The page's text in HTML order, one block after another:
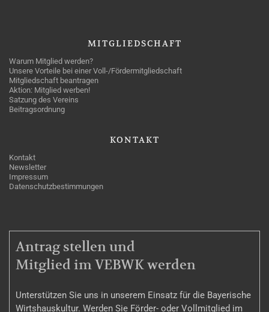
MITGLIEDSCHAFT
Warum Mitglied werden?
Unsere Vorteile bei einer Voll-/Fördermitgliedschaft
Mitgliedschaft beantragen
Aktion: Mitglied werben!
Satzung des Vereins
Beitragsordnung
KONTAKT
Kontakt
Newsletter
Impressum
Datenschutzbestimmungen
MITGLIEDSCHAFT
Antrag stellen und
Mitglied im VEBWK werden
Unterstützen Sie uns in unserem Einsatz für die Bayerische
Wirtshauskultur. Werden Sie Förder- oder Vollmitglied im